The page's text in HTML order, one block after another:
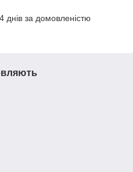
за домовленістю